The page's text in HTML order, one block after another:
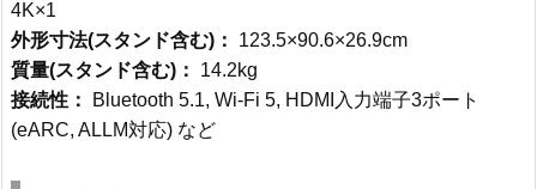
4K×1
外形寸法(スタンド含む)：
123.5×90.6×26.9cm
質量(スタンド含む)：
14.2kg
接続性：
Bluetooth 5.1, Wi-Fi 5, HDMI入力端子3ポート
(eARC, ALLM対応) など